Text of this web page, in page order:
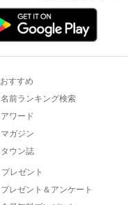
おすすめ
名前ランキング検索
アワード
マガジン
タウン誌
プレゼント
プレゼント＆アンケート